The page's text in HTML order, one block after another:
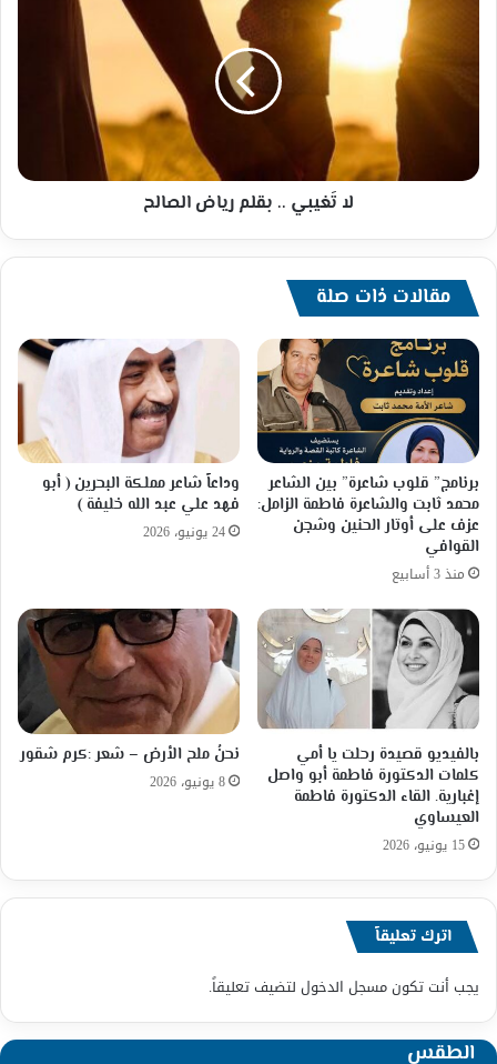
عبدالله
بقلم
رياض
الصالح
لا تَغيبي .. بقلم رياض الصالح
مقالات ذات صلة
برنامج” قلوب شاعرة” بين الشاعر
محمد ثابت والشاعرة فاطمة الزامل:
عزف على أوتار الحنين وشجن
القوافي
منذ 3 أسابيع
وداعاً شاعر مملكة البحرين ( أبو
فهد علي عبد الله خليفة )
24 يونيو، 2026
بالفيديو قصيدة رحلت يا أمي
كلمات الدكتورة فاطمة أبو واصل
إغبارية. القاء الدكتورة فاطمة
العيساوي
15 يونيو، 2026
نحنُ ملح الأرض – شعر :كرم شقور
8 يونيو، 2026
اترك تعليقاً
يجب أنت تكونمسجل الدخول لتضيف تعليقاً.
الطقس